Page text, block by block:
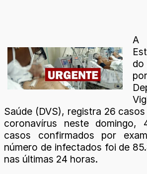
A
do
Saúde (DVS), registra 26
coronavírus neste domingo,
casos confirmados por
número de infectados foi de
nas últimas 24 horas.